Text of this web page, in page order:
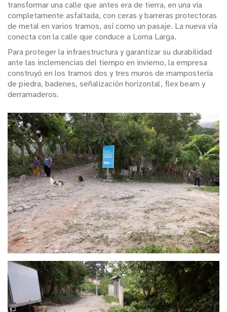
transformar una calle que antes era de tierra, en una vía
completamente asfaltada, con ceras y barreras protectoras
de metal en varios tramos, así como un pasaje. La nueva vía
conecta con la calle que conduce a Loma Larga.
Para proteger la infraestructura y garantizar su durabilidad
ante las inclemencias del tiempo en invierno, la empresa
construyó en los tramos dos y tres muros de mampostería
de piedra, badenes, señalización horizontal, flex beam y
derramaderos.